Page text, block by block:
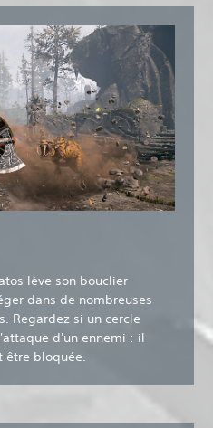
lève son bouclier
dans de nombreuses
Regardez si un cercle
d'un ennemi : il
être bloquée.